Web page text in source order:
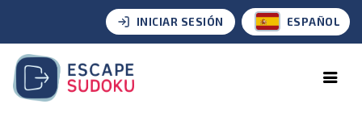
INICIAR SESIÓN ESPAÑOL